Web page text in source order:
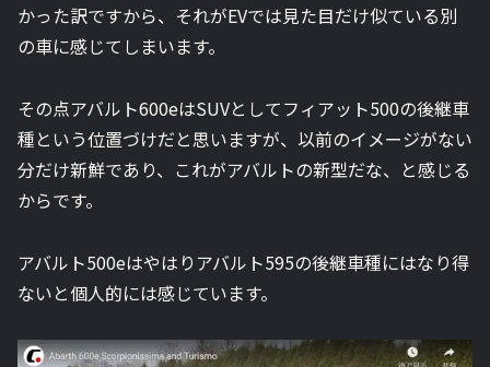
かった訳ですから、それがEVでは見た目だけ似ている別
の車に感じてしまいます。
その点アバルト600eはSUVとしてフィアット500の後継車
種という位置づけだと思いますが、以前のイメージがない
分だけ新鮮であり、これがアバルトの新型だな、と感じる
からです。
アバルト500eはやはりアバルト595の後継車種にはなり得
ないと個人的には感じています。